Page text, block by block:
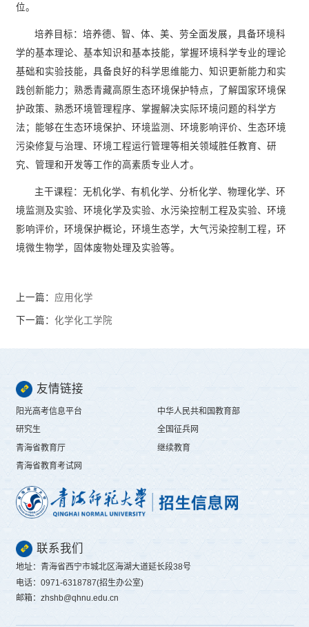
位。
培养目标：培养德、智、体、美、劳全面发展，具备环境科
学的基本理论、基本知识和基本技能，掌握环境科学专业的理论
基础和实验技能，具备良好的科学思维能力、知识更新能力和实
践创新能力；熟悉青藏高原生态环境保护特点，了解国家环境保
护政策、熟悉环境管理程序、掌握解决实际环境问题的科学方
法；能够在生态环境保护、环境监测、环境影响评价、生态环境
污染修复与治理、环境工程运行管理等相关领域胜任教育、研
究、管理和开发等工作的高素质专业人才。
主干课程：无机化学、有机化学、分析化学、物理化学、环
境监测及实验、环境化学及实验、水污染控制工程及实验、环境
影响评价，环境保护概论，环境生态学，大气污染控制工程，环
境微生物学，固体废物处理及实验等。
上一篇： 应用化学
下一篇： 化学化工学院
友情链接
阳光高考信息平台
中华人民共和国教育部
研究生
全国征兵网
青海省教育厅
继续教育
青海省教育考试网
联系我们
地址：青海省西宁市城北区海湖大道延长段38号
电话：0971-6318787(招生办公室)
邮箱：zhshb@qhnu.edu.cn